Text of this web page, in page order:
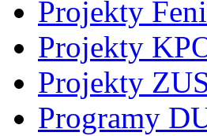
Projekty
Projekty
Projekty
Programy